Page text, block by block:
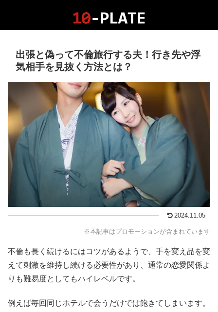
出張と偽って不倫旅行する夫！行き先や浮
気相手を見抜く方法とは？
2024.11.05
※本記事はプロモーションが含まれています
不倫も長く続けるにはコツがあるようで、手を変え品を変
えて刺激を維持し続ける必要性があり、通常の恋愛関係よ
りも難易度としてもハイレベルです。
例えば毎回同じホテルで会うだけでは飽きてしまいます。